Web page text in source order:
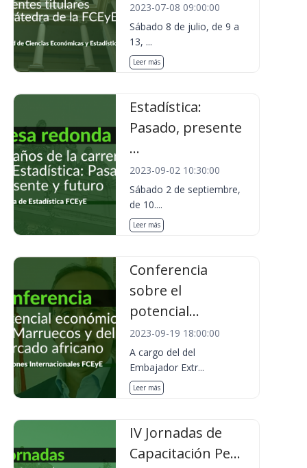
2023-07-08 09:00:00
Sábado 8 de julio, de 9 a
13, ...
Leer más
Estadística:
Pasado, presente
...
2023-09-02 10:30:00
Sábado 2 de septiembre,
de 10....
Leer más
Conferencia
sobre el
potencial...
2023-09-19 18:00:00
A cargo del del
Embajador Extr...
Leer más
IV Jornadas de
Capacitación Pe...